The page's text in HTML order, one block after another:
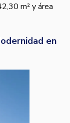
m² y área
en